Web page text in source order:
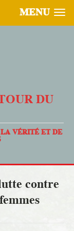
MENU
DU
VÉRITÉ ET DE
contre